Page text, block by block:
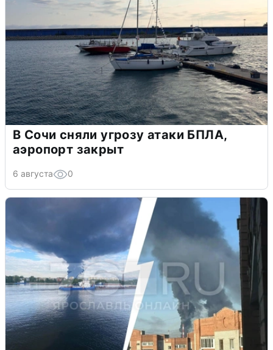
В Сочи сняли угрозу атаки БПЛА,
аэропорт закрыт
6 августа 0